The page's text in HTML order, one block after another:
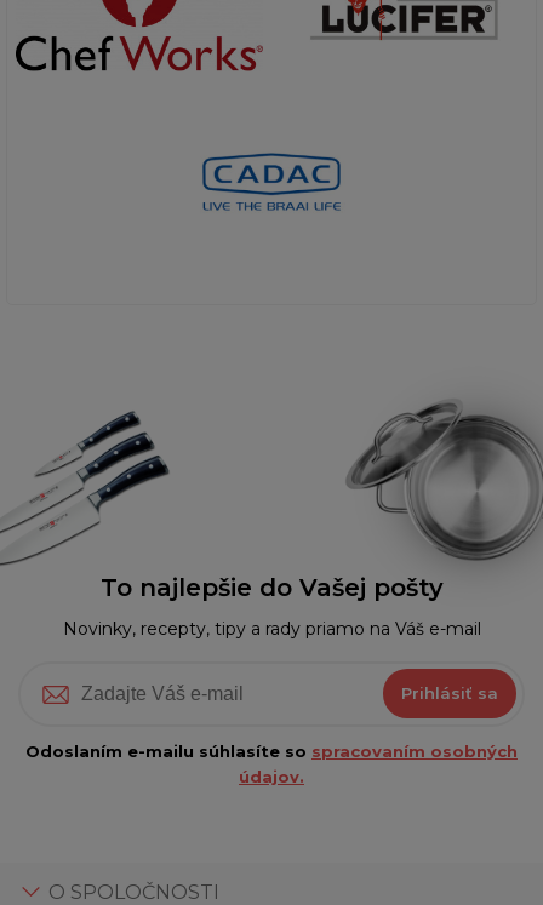
To najlepšie do Vašej pošty
Novinky, recepty, tipy a rady priamo na Váš e-mail
Prihlásiť sa
Odoslaním e-mailu súhlasíte so spracovaním osobných
údajov.
O SPOLOČNOSTI